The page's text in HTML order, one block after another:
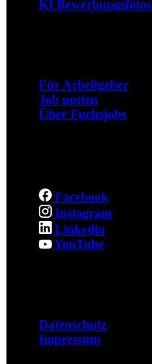
KI Bewerbungsfotos
Für Arbeitgeber
Job posten
Über Fuchsjobs
Facebook
Instagram
Linkedin
YouTube
Datenschutz
Impressum